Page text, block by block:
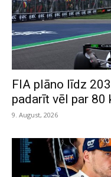
FIA plāno līdz
padarīt vēl par 80
9. August, 2026